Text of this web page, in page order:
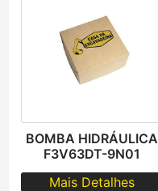
BOMBA HIDRÁULICA
F3V63DT-9N01
Mais Detalhes